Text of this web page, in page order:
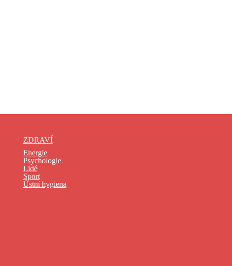
ZDRAVÍ
Energie
Psychologie
Lidé
Sport
Ústní hygiena